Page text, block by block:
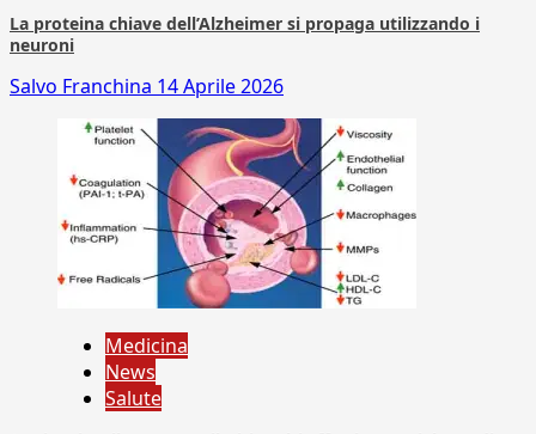
La proteina chiave dell’Alzheimer si propaga utilizzando i
neuroni
Salvo Franchina 14 Aprile 2026
Medicina
News
Salute